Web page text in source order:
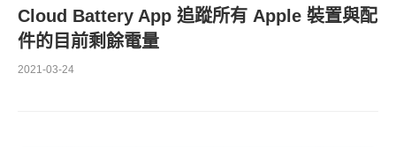
Cloud Battery App 追蹤所有 Apple 裝置與配
件的目前剩餘電量
2021-03-24